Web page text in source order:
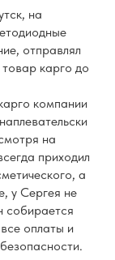
на
отправлял
товар карго до
компании
на
приходил
а
у Сергея не
собирается
оплаты и